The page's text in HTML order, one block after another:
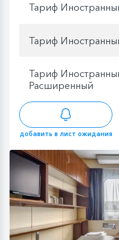
Тариф
Тариф
Тариф
Расширенный
добавить в лист ожидания